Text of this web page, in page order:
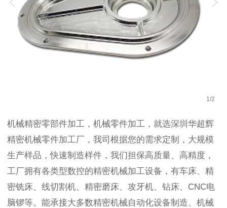
1 /2
机械精密零部件加工，机械零件加工，就选深圳华超辉
精密机械零件加工厂，我司根据您的需求定制，大规模
生产样品，快速制造样件，我们担保高质量、高精度，
工厂拥有各类型数控的精密机械加工设备，有车床、精
密铣床、线切割机、精密磨床、攻牙机、钻床、CNC电
脑锣等。能承接大多数精密机械自动化设备制造、机械